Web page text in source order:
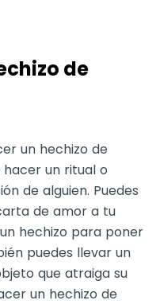
de
un hechizo de
un ritual o
de alguien. Puedes
de amor a tu
hechizo para poner
puedes llevar un
que atraiga su
un hechizo de